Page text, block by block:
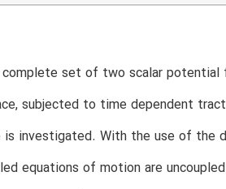
set of two scalar potential
subjected to time dependent
investigated. With the use of the
equations of motion are